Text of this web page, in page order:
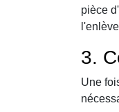
pièce
3.
Une